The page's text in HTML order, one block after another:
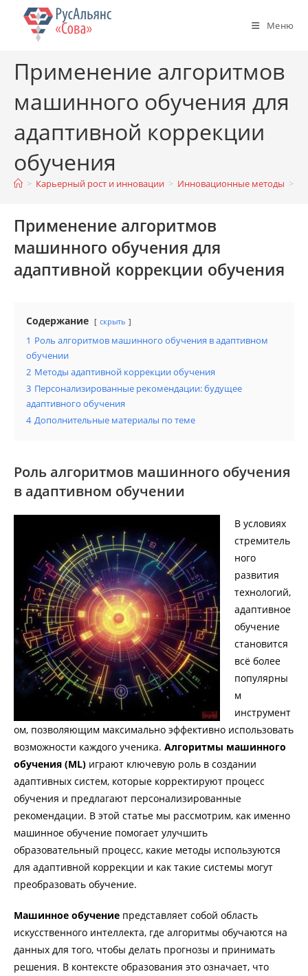
Перейти
содержимому
Меню
Применение алгоритмов
машинного обучения для
адаптивной коррекции
обучения
> Карьерный рост и инновации > Инновационные методы >
Применение алгоритмов
машинного обучения для
адаптивной коррекции обучения
Содержание скрыть
1 Роль алгоритмов машинного обучения в адаптивном
обучении
2 Методы адаптивной коррекции обучения
3 Персонализированные рекомендации: будущее
адаптивного обучения
4 Дополнительные материалы по теме
Роль алгоритмов машинного обучения
в адаптивном обучении
В условиях
стремитель
ного
развития
технологий,
адаптивное
обучение
становится
всё более
популярны
м
инструмент
ом, позволяющим максимально эффективно использовать
возможности каждого ученика. Алгоритмы машинного
обучения (ML) играют ключевую роль в создании
адаптивных систем, которые корректируют процесс
обучения и предлагают персонализированные
рекомендации. В этой статье мы рассмотрим, как именно
машинное обучение помогает улучшить
образовательный процесс, какие методы используются
для адаптивной коррекции и как такие системы могут
преобразовать обучение.
Машинное обучение представляет собой область
искусственного интеллекта, где алгоритмы обучаются на
данных для того, чтобы делать прогнозы и принимать
решения. В контексте образования это означает, что